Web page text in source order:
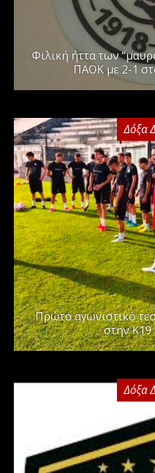
Φιλική ήττα των
ΠΑΟΚ με 2-1
Δόξα
Πρώτο αγωνιστικό
στην
Δόξα